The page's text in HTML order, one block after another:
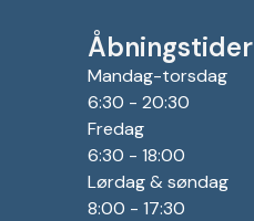
Åbningstider
Mandag-torsdag
6:30 - 20:30
Fredag
6:30 - 18:00
Lørdag & søndag
8:00 - 17:30